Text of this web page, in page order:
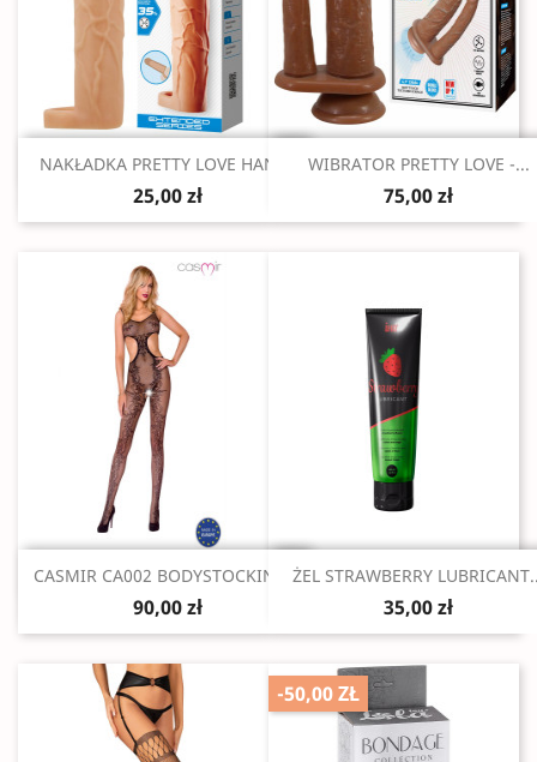
Szybki podgląd
NAKŁADKA PRETTY LOVE HANI...
25,00 zł
Szybki podgląd
WIBRATOR PRETTY LOVE -...
75,00 zł
Szybki podgląd
CASMIR CA002 BODYSTOCKING...
90,00 zł
Szybki podgląd
ŻEL STRAWBERRY
35,00 zł
-50,00 ZŁ